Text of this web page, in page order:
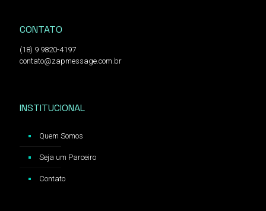
CONTATO
(18) 9 9820-4197
contato@zapmessage.com.br
INSTITUCIONAL
Quem Somos
Seja um Parceiro
Contato